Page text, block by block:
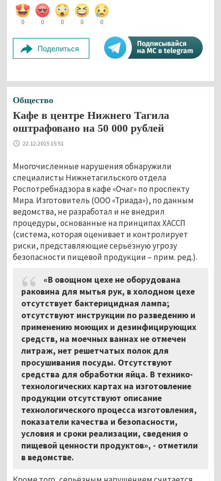
0 0 0 0 0
Поделиться
Общество
Кафе в центре Нижнего Тагила
оштрафовано на 50 000 рублей
22.12.2015 15:51
Многочисленные нарушения обнаружили
специалисты Нижнетагильского отдела
Роспотребнадзора в кафе «Очаг» по проспекту
Мира. Изготовитель (ООО «Триада»), по данным
ведомства, не разработал и не внедрил
процедуры, основанные на принципах ХАССП
(система, которая оценивает и контролирует
риски, представляющие серьёзную угрозу
безопасности пищевой продукции – прим. ред.).
«В овощном цехе не оборудована
раковина для мытья рук, в холодном цехе
отсутствует бактерицидная лампа;
отсутствуют инструкции по разведению и
применению моющих и дезинфицирующих
средств, на моечных ваннах не отмечен
литраж, нет решетчатых полок для
просушивания посуды. Отсутствуют
средства для обработки яйца. В технико-
технологических картах на изготовление
продукции отсутствуют описание
технологического процесса изготовления,
показатели качества и безопасности,
условия и сроки реализации, сведения о
пищевой ценности продуктов», - отметили
в ведомстве.